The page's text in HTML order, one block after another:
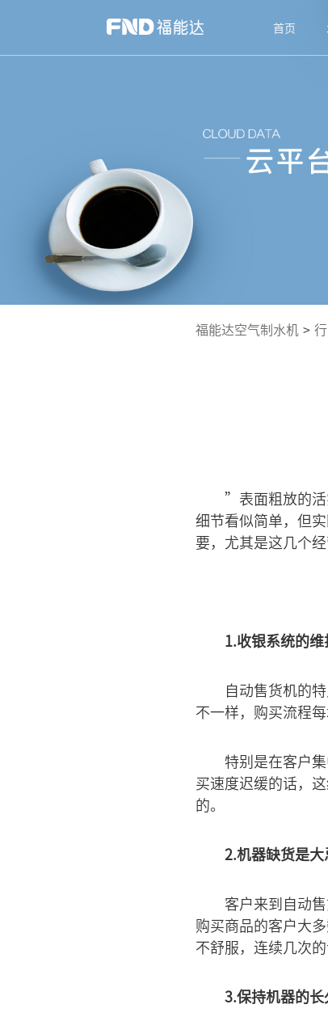
首页
福能达空气制水机 >
”表面粗放的
细节看似简单，但
要，尤其是这几个
1.收银系统的
自动售货机的
不一样，购买流程
特别是在客户
买速度迟缓的话，
的。
2.机器缺货是大
客户来到自动
购买商品的客户大
不舒服，连续几次
3.保持机器的